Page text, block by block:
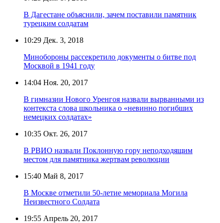
В Дагестане объяснили, зачем поставили памятник
турецким солдатам
10:29 Дек. 3, 2018
Минобороны рассекретило документы о битве под
Москвой в 1941 году
14:04 Ноя. 20, 2017
В гимназии Нового Уренгоя назвали вырванными из
контекста слова школьника о «невинно погибших
немецких солдатах»
10:35 Окт. 26, 2017
В РВИО назвали Поклонную гору неподходящим
местом для памятника жертвам революции
15:40 Май 8, 2017
В Москве отметили 50-летие мемориала Могила
Неизвестного Солдата
19:55 Апрель 20, 2017